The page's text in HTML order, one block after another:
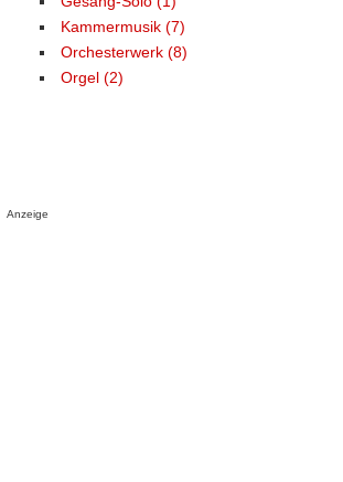
Kammermusik (7)
Orchesterwerk (8)
Orgel (2)
Anzeige